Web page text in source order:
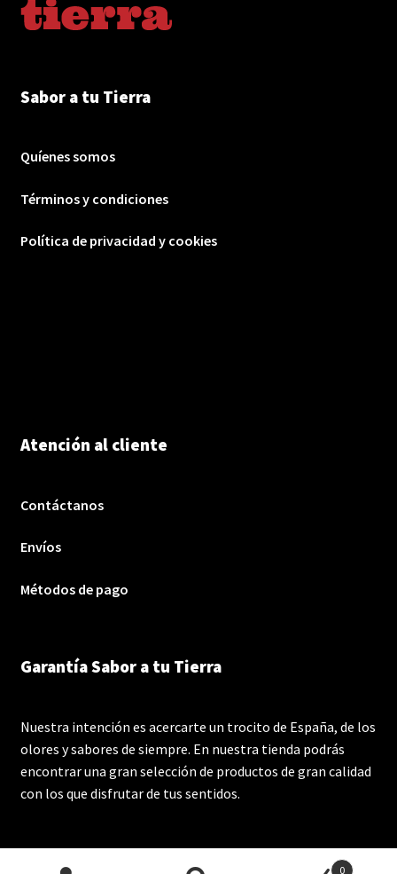
Sabor a tu Tierra
Quíenes somos
Términos y condiciones
Política de privacidad y cookies
Atención al cliente
Contáctanos
Envíos
Métodos de pago
Garantía Sabor a tu Tierra
Nuestra intención es acercarte un trocito de España, de los
olores y sabores de siempre. En nuestra tienda podrás
encontrar una gran selección de productos de gran calidad
con los que disfrutar de tus sentidos.
0